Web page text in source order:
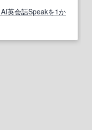
英会話Speakを1か